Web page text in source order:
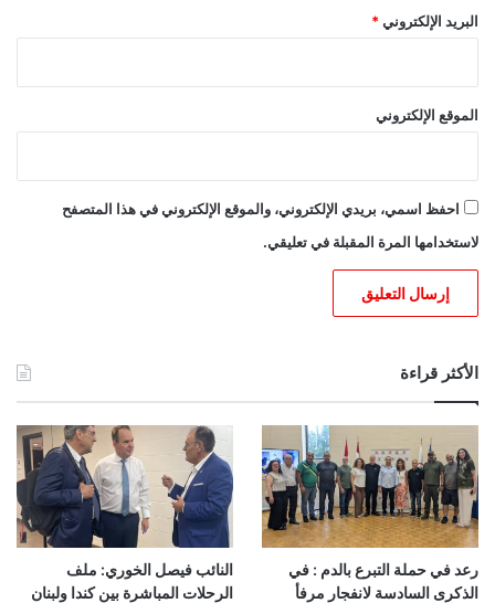
البريد الإلكتروني *
الموقع الإلكتروني
احفظ اسمي، بريدي الإلكتروني، والموقع الإلكتروني في هذا المتصفح
لاستخدامها المرة المقبلة في تعليقي.
الأكثر قراءة
رعد في حملة التبرع بالدم : في
الذكرى السادسة لانفجار مرفأ
النائب فيصل الخوري: ملف
الرحلات المباشرة بين كندا ولبنان